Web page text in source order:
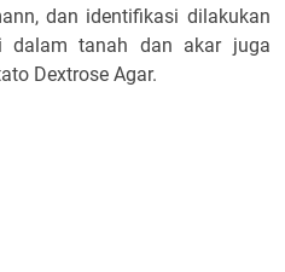
dan identifikasi dilakukan
dalam tanah dan akar juga
Dextrose Agar.